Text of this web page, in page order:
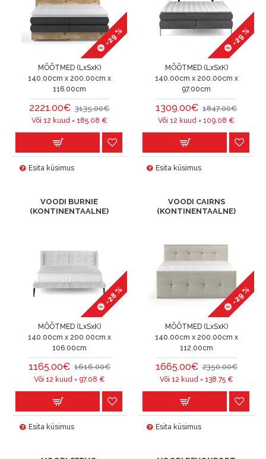
-29 %
MÕÕTMED (LxSxK)
140.00cm x 200.00cm x
116.00cm
2221.00€ 3135.00€
Või 12 kuud = 185.08 €
Esita küsimus
-29 %
MÕÕTMED (LxSxK)
140.00cm x 200.00cm x
97.00cm
1309.00€ 1847.00€
Või 12 kuud =109.08 €
Esita küsimus
VOODI BURNIE
(KONTINENTAALNE)
-28 %
MÕÕTMED (LxSxK)
140.00cm x 200.00cm x
106.00cm
1165.00€ 1616.00€
Või 12 kuud = 97.08 €
Esita küsimus
VOODI CAIRNS
(KONTINENTAALNE)
-29 %
MÕÕTMED (LxSxK)
140.00cm x 200.00cm x
112.00cm
1665.00€ 2350.00€
Või 12 kuud = 138.75€
Esita küsimus